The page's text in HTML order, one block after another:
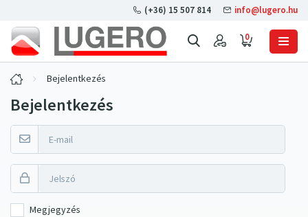
0
(+36) 15 507 814 info@lugero.hu
Bejelentkezés
Bejelentkezés
Megjegyzés